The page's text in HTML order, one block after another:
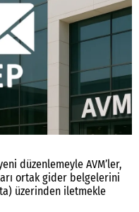
düzenlemeyle AVM’ler,
ortak gider belgelerini
üzerinden iletmekle